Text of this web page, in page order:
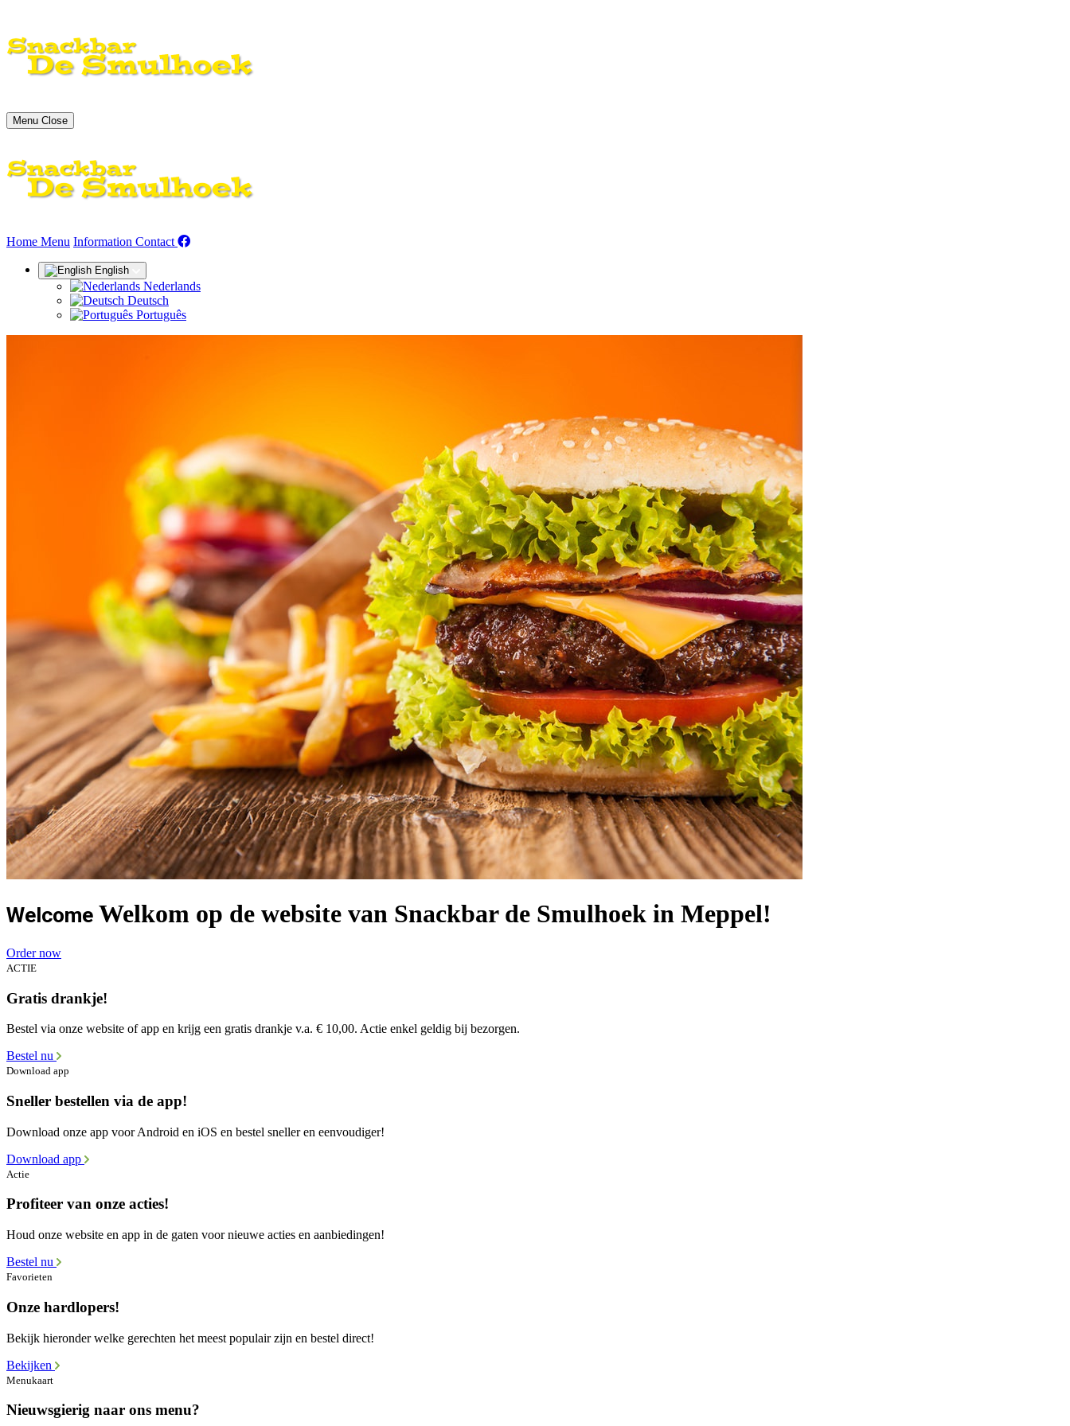
Menu Close
Home (current)
Menu Information Contact
English
Nederlands
Deutsch
Português
Welcome Welkom op de website van Snackbar de Smulhoek in Meppel!
Order now
ACTIE
Gratis drankje!
Bestel via onze website of app en krijg een gratis drankje v.a. € 10,00. Actie enkel geldig bij bezorgen.
Bestel nu
Download app
Sneller bestellen via de app!
Download onze app voor Android en iOS en bestel sneller en eenvoudiger!
Download app
Actie
Profiteer van onze acties!
Houd onze website en app in de gaten voor nieuwe acties en aanbiedingen!
Bestel nu
Favorieten
Onze hardlopers!
Bekijk hieronder welke gerechten het meest populair zijn en bestel direct!
Bekijken
Menukaart
Nieuwsgierig naar ons menu?